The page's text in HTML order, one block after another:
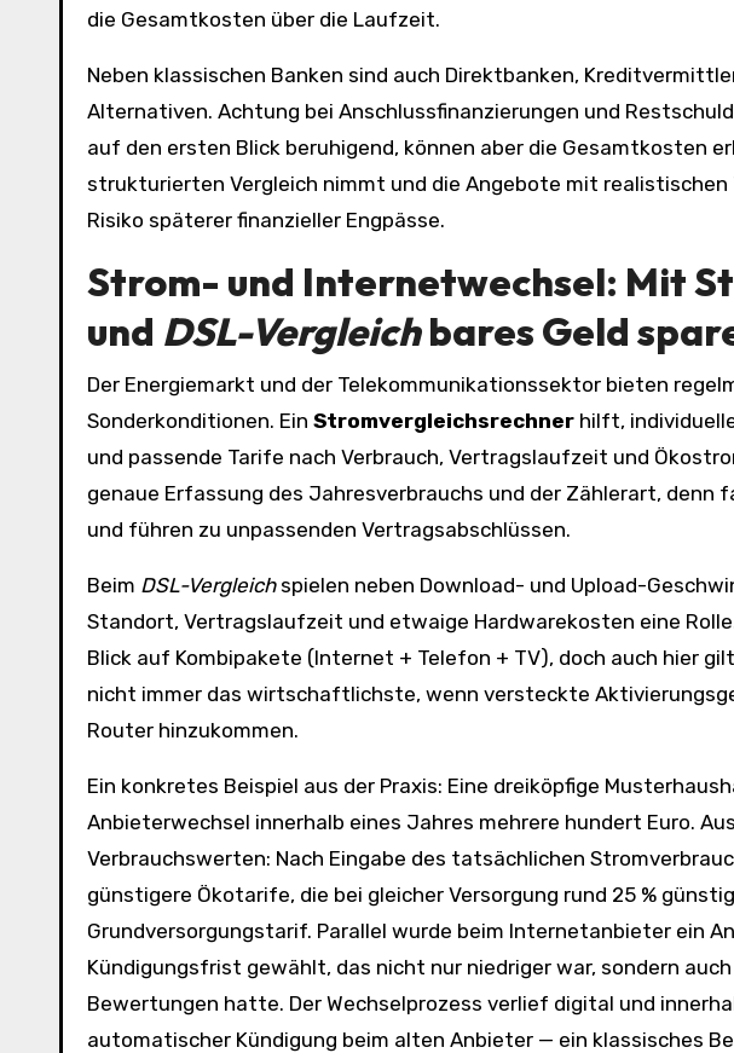
die Gesamtkosten über die Laufzeit.
Neben klassischen Banken sind auch Direktbanken,
Alternativen. Achtung bei Anschlussfinanzierungen und
auf den ersten Blick beruhigend, können aber die Gesamtkosten
strukturierten Vergleich nimmt und die Angebote mit
Risiko späterer finanzieller Engpässe.
Strom- und Internetwechsel: Mit
und DSL-Vergleichbares Geld
Der Energiemarkt und der Telekommunikationssektor bieten
Sonderkonditionen. Ein Stromvergleichsrechner hilft,
und passende Tarife nach Verbrauch, Vertragslaufzeit und
genaue Erfassung des Jahresverbrauchs und der Zählerart, denn
und führen zu unpassenden Vertragsabschlüssen.
Beim DSL-Vergleichspielen neben Download- und Upload-
Standort, Vertragslaufzeit und etwaige Hardwarekosten eine
Blick auf Kombipakete (Internet + Telefon + TV), doch auch hier
nicht immer das wirtschaftlichste, wenn versteckte
Router hinzukommen.
Ein konkretes Beispiel aus der Praxis: Eine dreiköpfige
Anbieterwechsel innerhalb eines Jahres mehrere hundert Euro.
Verbrauchswerten: Nach Eingabe des tatsächlichen
günstigere Ökotarife, die bei gleicher Versorgung rund 25 %
Grundversorgungstarif. Parallel wurde beim Internetanbieter ein
Kündigungsfrist gewählt, das nicht nur niedriger war, sondern
Bewertungen hatte. Der Wechselprozess verlief digital und
automatischer Kündigung beim alten Anbieter — ein klassisches